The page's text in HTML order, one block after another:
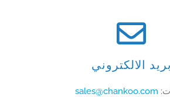
بريد الالكتروني
sales@chankoo.com